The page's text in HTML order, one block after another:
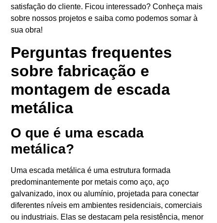
satisfação do cliente. Ficou interessado? Conheça mais
sobre nossos projetos e saiba como podemos somar à
sua obra!
Perguntas frequentes
sobre fabricação e
montagem de escada
metálica
O que é uma escada
metálica?
Uma escada metálica é uma estrutura formada
predominantemente por metais como aço, aço
galvanizado, inox ou alumínio, projetada para conectar
diferentes níveis em ambientes residenciais, comerciais
ou industriais. Elas se destacam pela resistência, menor